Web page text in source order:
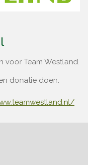
voor Team Westland.
donatie doen.